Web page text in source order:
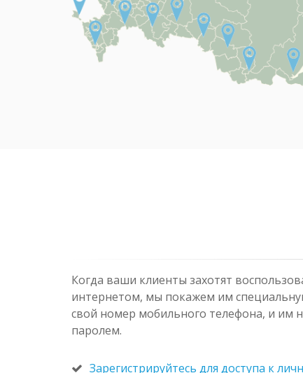
Когда ваши клиенты захотят
интернетом, мы покажем им
свой номер мобильного телефона, и им
паролем.
Зарегистрируйтесь для доступа к